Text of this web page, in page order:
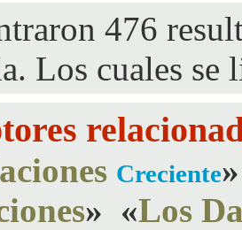
476
Los cuales se
Creciente»
» «Los